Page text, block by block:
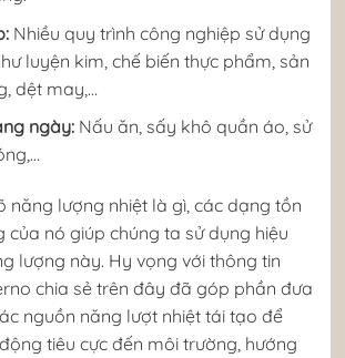
Nhiều quy trình công nghiệp sử dụng
luyện kim, chế biến thực phẩm, sản
dệt may,…
ngày: Nấu ăn, sấy khô quần áo, sử
năng lượng nhiệt là gì, các dạng tồn
của nó giúp chúng ta sử dụng hiệu
lượng này. Hy vọng với thông tin
chia sẻ trên đây đã góp phần đưa
nguồn năng lượt nhiệt tái tạo để
tiêu cực đến môi trường, hướng